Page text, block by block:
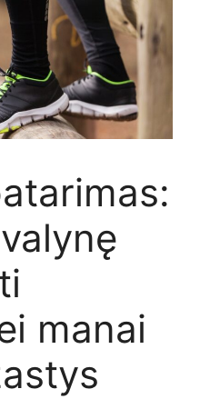
manai